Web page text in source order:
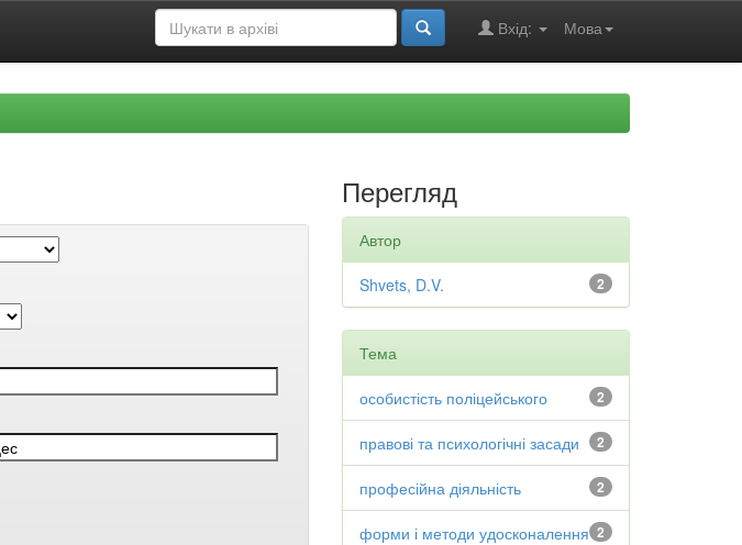
Мова
Вхід:
Перегляд
Автор
2
Shvets, D.V.
Тема
2
особистість поліцейського
2
правові та психологічні засади
2
професійна діяльність
2
форми і методи удосконалення